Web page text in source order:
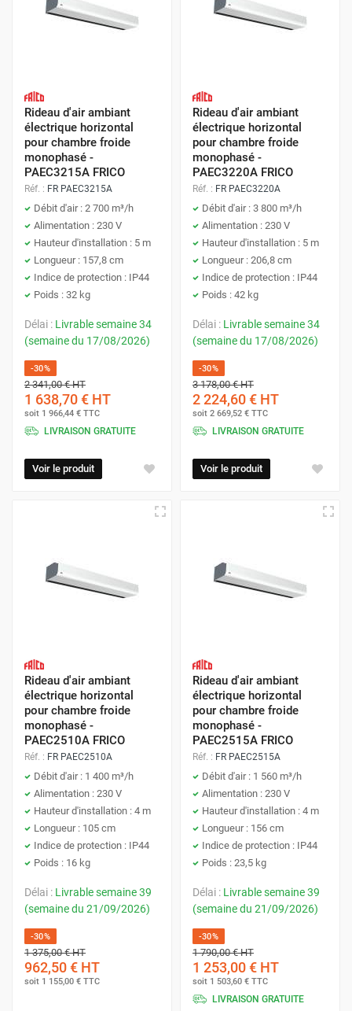
Rideau d'air ambiant
électrique horizontal
pour chambre froide
monophasé -
PAEC3215A FRICO
Réf. : FR PAEC3215A
Débit d'air : 2 700 m³/h
Alimentation : 230 V
Hauteur d'installation : 5 m
Longueur : 157,8 cm
Indice de protection : IP44
Poids : 32 kg
Délai : Livrable semaine 34
(semaine du 17/08/2026)
-30%
2 341,00 €HT
1 638,70 € HT
soit 1 966,44 € TTC
LIVRAISON GRATUITE
Voir le produit
Rideau d'air ambiant
électrique horizontal
pour chambre froide
monophasé -
PAEC3220A FRICO
Réf. : FR PAEC3220A
Débit d'air : 3 800 m³/h
Alimentation : 230 V
Hauteur d'installation : 5 m
Longueur : 206,8 cm
Indice de protection : IP44
Poids : 42 kg
Délai : Livrable semaine 34
(semaine du 17/08/2026)
-30%
3 178,00 €HT
2 224,60 € HT
soit 2 669,52 € TTC
LIVRAISON GRATUITE
Voir le produit
Rideau d'air ambiant
électrique horizontal
pour chambre froide
monophasé -
PAEC2510A FRICO
Réf. : FR PAEC2510A
Débit d'air : 1 400 m³/h
Alimentation : 230 V
Hauteur d'installation : 4 m
Longueur : 105 cm
Indice de protection : IP44
Poids : 16 kg
Délai : Livrable semaine 39
(semaine du 21/09/2026)
-30%
1 375,00 €HT
962,50 € HT
soit 1 155,00 € TTC
Rideau d'air ambiant
électrique horizontal
pour chambre froide
monophasé -
PAEC2515A FRICO
Réf. : FR PAEC2515A
Débit d'air : 1 560 m³/h
Alimentation : 230 V
Hauteur d'installation : 4 m
Longueur : 156 cm
Indice de protection : IP44
Poids : 23,5 kg
Délai : Livrable semaine 39
(semaine du 21/09/2026)
-30%
1 790,00 €HT
1 253,00 € HT
soit 1 503,60 € TTC
LIVRAISON GRATUITE